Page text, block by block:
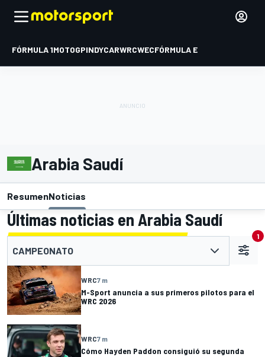
FÓRMULA 1MOTOGPINDYCARWRCWECFÓRMULA E
Arabia Saudí
ResumenNoticias
Últimas noticias en Arabia Saudí
CAMPEONATO
1
WRC7 m
M-Sport anuncia a sus primeros pilotos para el
WRC 2026
WRC7 m
Cómo Hayden Paddon consiguió su segunda